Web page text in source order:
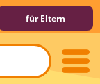
für Eltern